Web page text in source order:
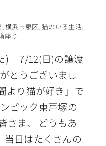
|
,横浜市泉区,猫のいる生活,
座り
) 7/12(日)の譲渡
とうございまし
より猫が好き」で
ピック東戸塚の
さま、 どうもあ
日はたくさんの